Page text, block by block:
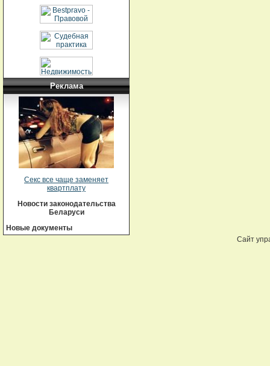
Реклама
Секс все чаще заменяет
квартплату
Новости законодательства
Беларуси
Новые документы
Сайт